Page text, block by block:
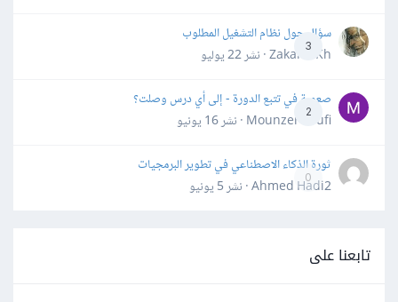
3
سؤال حول نظام التشغيل المطلوب
Zakaria Kh · نشر
22 يوليو
2
صعوبة في تتبع الدورة - إلى أي درس وصلت؟
Mounzer Soufi · نشر
16 يونيو
0
ثورة الذكاء الاصطناعي في تطوير البرمجيات
Ahmed Hadi2 · نشر
5 يونيو
تابعنا على